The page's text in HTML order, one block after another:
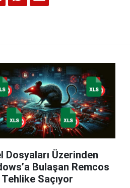
Dosyaları Üzerinden
Bulaşan Remcos
Tehlike Saçıyor